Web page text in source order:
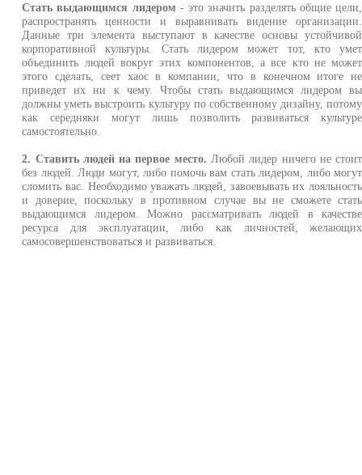
Стать выдающимся лидером - это значить разделять общие цели,
распространять ценности и выравнивать видение организации.
Данные три элемента выступают в качестве основы устойчивой
корпоративной культуры. Стать лидером может тот, кто умет
объединить людей вокруг этих компонентов, а все кто не может
этого сделать, сеет хаос в компании, что в конечном итоге не
приведет их ни к чему. Чтобы стать выдающимся лидером вы
должны уметь выстроить культуру по собственному дизайну, потому
как середняки могут лишь позволить развиваться культуре
самостоятельно.
2. Ставить людей на первое место. Любой лидер ничего не стоит
без людей. Люди могут, либо помочь вам стать лидером, либо могут
сломить вас. Необходимо уважать людей, завоевывать их лояльность
и доверие, поскольку в противном случае вы не сможете стать
выдающимся лидером. Можно рассматривать людей в качестве
ресурса для эксплуатации, либо как личностей, желающих
самосовершенствоваться и развиваться.